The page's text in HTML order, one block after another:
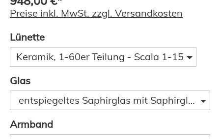
Preise inkl. MwSt. zzgl. Versandkosten
Lünette
Keramik, 1-60er Teilung - Scala 1-15
Glas
entspiegeltes Saphirglas mit Saphirglaslupe
Armband